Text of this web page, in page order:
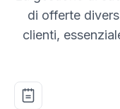
di offerte
clienti,